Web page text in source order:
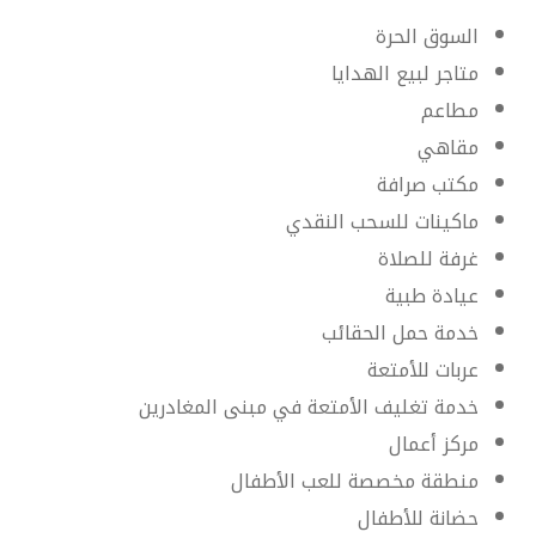
السوق الحرة
متاجر لبيع الهدايا
مطاعم
مقاهي
مكتب صرافة
ماكينات للسحب النقدي
غرفة للصلاة
عيادة طبية
خدمة حمل الحقائب
عربات للأمتعة
خدمة تغليف الأمتعة في مبنى المغادرين
مركز أعمال
منطقة مخصصة للعب الأطفال
حضانة للأطفال